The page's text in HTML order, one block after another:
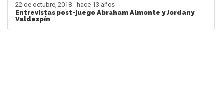
22 de octubre, 2018 - hace 13 años
Entrevistas post-juego Abraham Almonte y Jordany
Valdespín